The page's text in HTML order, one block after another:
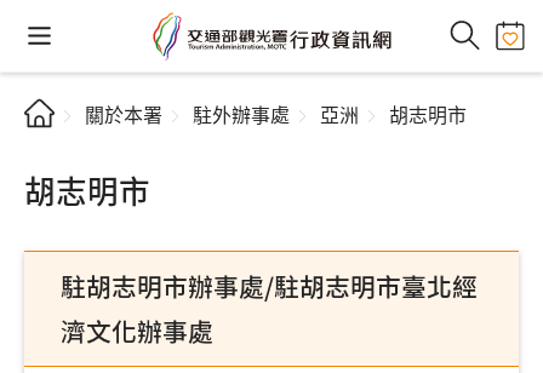
關於本署 駐外辦事處 亞洲 胡志明市
胡志明市
駐胡志明市辦事處/駐胡志明市臺北經
濟文化辦事處